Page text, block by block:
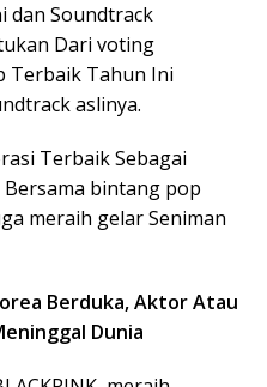
dan Soundtrack
Dari voting
Terbaik Tahun Ini
aslinya.
Terbaik Sebagai
Bersama bintang pop
meraih gelar Seniman
Berduka, Aktor Atau
Dunia